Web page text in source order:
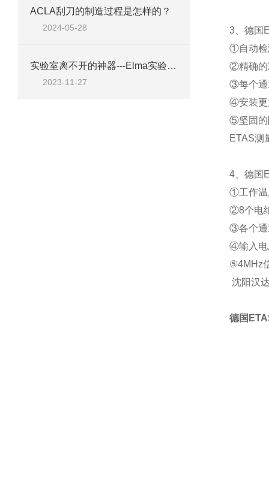
ACLA刮刀的制造过程是怎样的？
2024-05-28
实验室离不开的神器---Elma实验室清洁剂工具A10
2023-11-27
3、德国
①自动检
②精确的
③每个通
④安装更
⑤坚固的
ETAS测
4、德国
①工作温
②8个电
③各个通
④输入电
⑤4MHz
沈阳汉
德国